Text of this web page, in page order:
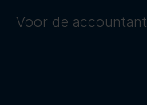
Voor de accountant